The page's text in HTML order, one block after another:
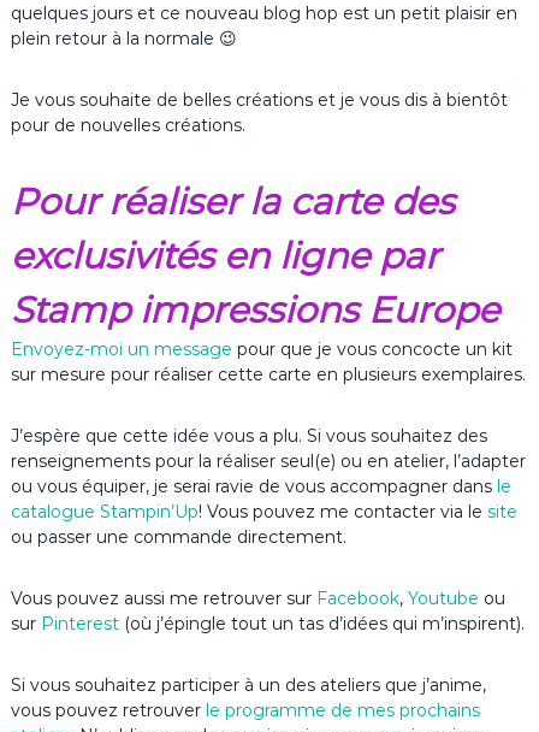
quelques jours et ce nouveau blog hop est un petit plaisir en
plein retour à la normale 😉
Je vous souhaite de belles créations et je vous dis à bientôt
pour de nouvelles créations.
Pour réaliser la carte des
exclusivités en ligne par
Stamp impressions Europe
Envoyez-moi un message pour que je vous concocte un kit
sur mesure pour réaliser cette carte en plusieurs exemplaires.
J’espère que cette idée vous a plu. Si vous souhaitez des
renseignements pour la réaliser seul(e) ou en atelier, l’adapter
ou vous équiper, je serai ravie de vous accompagner dans le
catalogue Stampin’Up! Vous pouvez me contacter via le site
ou passer une commande directement.
Vous pouvez aussi me retrouver sur Facebook, Youtube ou
sur Pinterest (où j’épingle tout un tas d’idées qui m’inspirent).
Si vous souhaitez participer à un des ateliers que j’anime,
vous pouvez retrouverle programme de mes prochains